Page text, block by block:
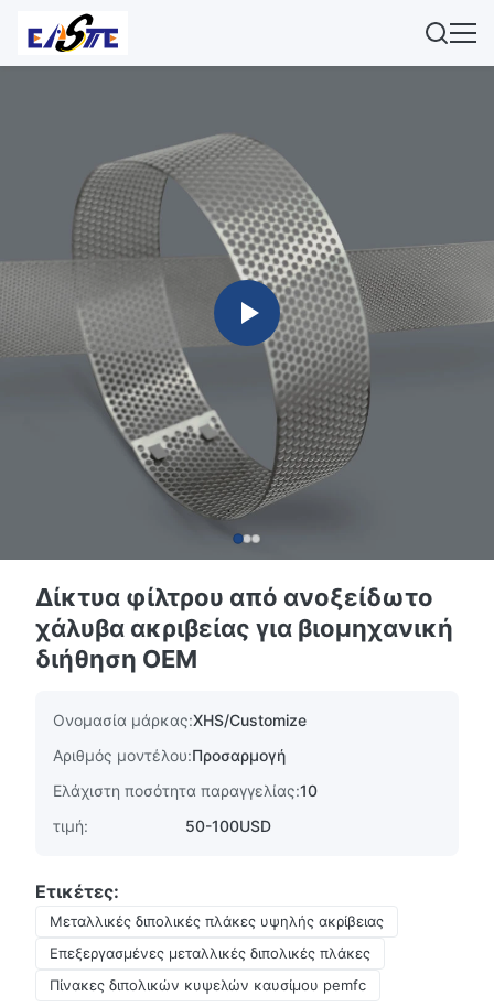
Δίκτυα φίλτρου από ανοξείδωτο
χάλυβα ακριβείας για βιομηχανική
διήθηση OEM
Ονομασία μάρκας:XHS/Customize
Αριθμός μοντέλου:Προσαρμογή
Ελάχιστη ποσότητα παραγγελίας:10
τιμή:
50-100USD
Ετικέτες:
Μεταλλικές διπολικές πλάκες υψηλής ακρίβειας
Επεξεργασμένες μεταλλικές διπολικές πλάκες
Πίνακες διπολικών κυψελών καυσίμου pemfc